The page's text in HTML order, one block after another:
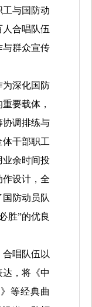
工与国防动
人合唱队伍
与群众宣传
深化国防
要载体，
协调排练与
干部职工
余时间投
作设计，全
防动员队
胜”的优良
唱队伍 以
， 将 《中
等经典曲